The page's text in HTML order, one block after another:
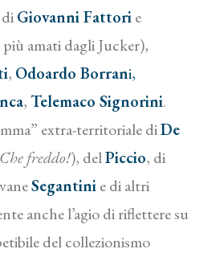
Giovanni Fattorie
più amati dagli Jucker),
, Odoardo Borrani,
,Telemaco Signorini.
extra-territoriale diDe
Che freddo!), delPiccio, di
Segantinie di altri
anche l’agio di riflettere su
del collezionismo